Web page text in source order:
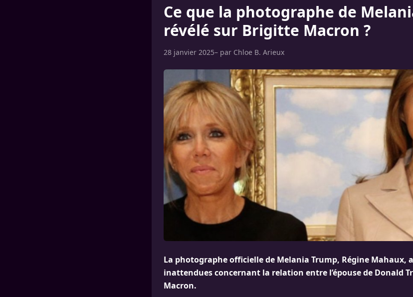
Ce que la photographe de
révélé sur Brigitte Macron ?
28 janvier 2025– par Chloe B. Arieux
La photographe officielle de Melania Trump, Régine Mahaux,
inattendues concernant la relation entre l’épouse de Donald
Macron.